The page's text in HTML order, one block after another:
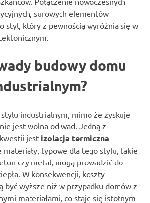
surowych elementów
styl, który z pewnością wyróżnia się w
budowy domu
industrialnym, mimo że zyskuje
jest wolna od wad. Jedną z
jest izolacja termiczna
materiały, typowe dla tego stylu, takie
czy metal, mogą prowadzić do
W konsekwencji, koszty
być wyższe niż w przypadku domów z
materiałami, co staje się istotnym